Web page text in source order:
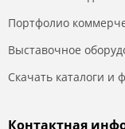
Портфолио
Выставочное
Скачать каталоги и
Контактная